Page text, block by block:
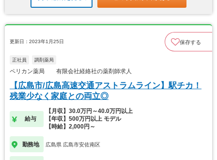
更新日：2023年1月25日 保存する
正社員 調剤薬局
ペリカン薬局 有限会社経絡社の薬剤師求人
【広島市/広島高速交通アストラムライン】駅チカ！
残業少なく家庭との両立◎
給与
【月収】30.0万円～40.0万円以上
【年収】500万円以上 モデル
【時給】2,000円～
勤務地 広島県 広島市安佐南区